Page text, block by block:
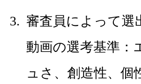
審査員によって選
動画の選考基準：
ュさ、創造性、個